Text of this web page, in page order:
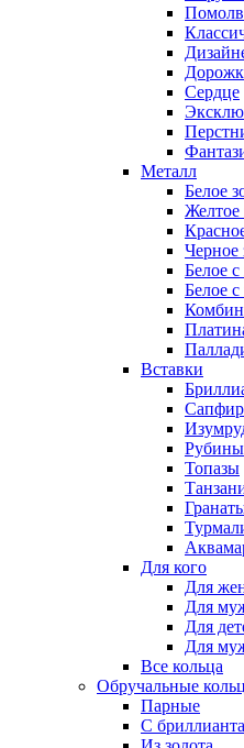
Сердце
Металл
Белое
Желтое
Черное
Белое
Белое
Вставки
Рубины
Топазы
Для кого
Для
Для
Для
Для
Все кольца
Обручальные
Парные
С